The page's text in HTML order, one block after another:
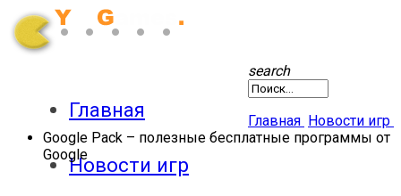
Главная
Новости игр
search
Главная Новости игр
Google Pack – полезные бесплатные программы от
Google